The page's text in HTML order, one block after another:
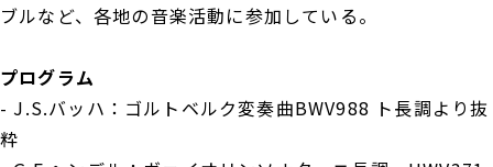
ブルなど、各地の音楽活動に参加している。
プログラム
- J.S.バッハ：ゴルトベルク変奏曲BWV988 ト長調より抜
粋